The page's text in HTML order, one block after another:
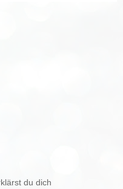
du dich